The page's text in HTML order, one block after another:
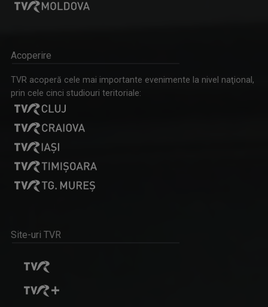
Știri, albumele momentului, cronica ...
BREAKING FAKE NEWS
Prima emisiune din audiovizualul românesc ...
Acoperire
TVR acoperă cele mai importante evenimente la nivel naţional,
prin cele cinci studiouri teritoriale:
Site-uri TVR